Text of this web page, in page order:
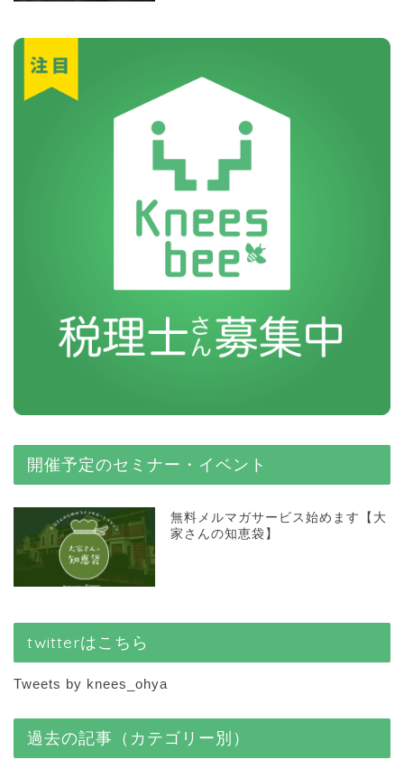
開催予定のセミナー・イベント
無料メルマガサービス始めます【大
家さんの知恵袋】
twitterはこちら
Tweets by knees_ohya
過去の記事（カテゴリー別）